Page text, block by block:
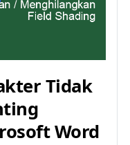
Tidak
Word